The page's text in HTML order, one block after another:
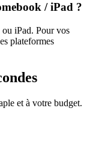
/ iPad ?
iPad. Pour vos
plateformes
et à votre budget.